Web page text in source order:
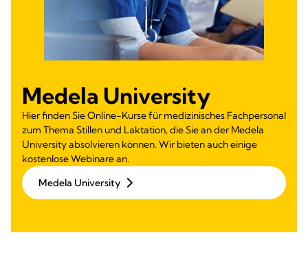
Medela University
Hier finden Sie Online-Kurse für medizinisches Fachpersonal
zum Thema Stillen und Laktation, die Sie an der Medela
University absolvieren können. Wir bieten auch einige
kostenlose Webinare an.
Medela University